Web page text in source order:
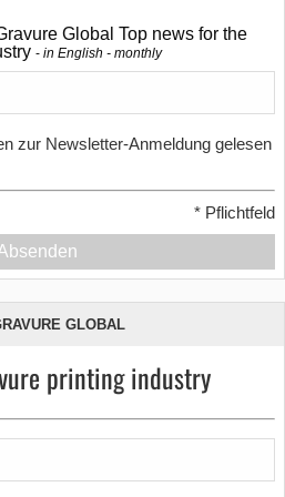
Global Top news for the
in English - monthly
zur Newsletter-Anmeldung gelesen
* Pflichtfeld
GLOBAL
printing industry